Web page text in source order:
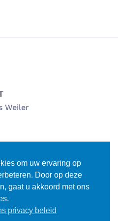
Weiler
om uw ervaring op
Door op deze
gaat u akkoord met ons
privacy beleid